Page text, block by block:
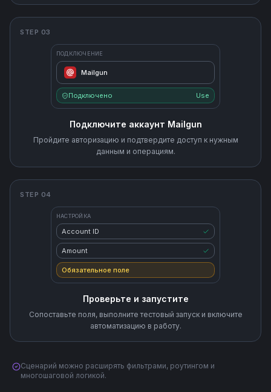
STEP 03
ПОДКЛЮЧЕНИЕ
Mailgun
Подключено Use
Подключите аккаунт Mailgun
Пройдите авторизацию и подтвердите доступ к нужным
данным и операциям.
STEP 04
НАСТРОЙКА
Account ID
Amount
Обязательное поле
Проверьте и запустите
Сопоставьте поля, выполните тестовый запуск и включите
автоматизацию в работу.
Сценарий можно расширять фильтрами, роутингом и
многошаговой логикой.